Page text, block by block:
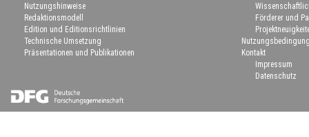
Nutzungshinweise
Redaktionsmodell
Edition und Editionsrichtlinien
Technische Umsetzung
Präsentationen und Publikationen
Förderer und
Kontakt
Impressum
Datenschutz